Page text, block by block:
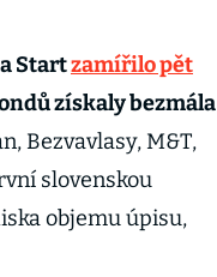
Startzamířilo pět
získaly bezmála
Bezvavlasy, M&T,
slovenskou
objemu úpisu,